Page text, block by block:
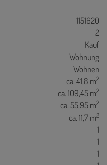
1151620
2
Kauf
Wohnung
Wohnen
ca. 41,8 m2
ca. 109,45 m2
ca. 55,95 m2
ca. 11,7 m2
1
1
1